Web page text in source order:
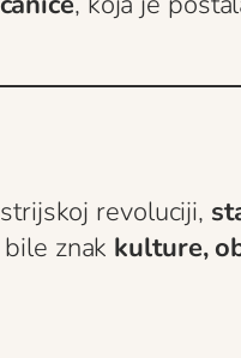
revoluciji,
znak kulture,